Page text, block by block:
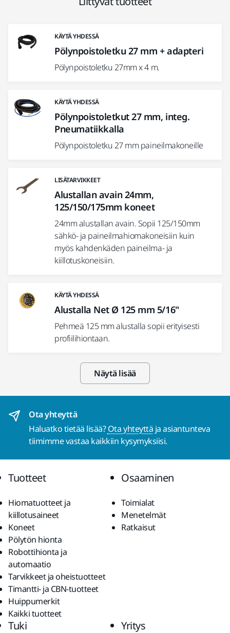
KÄYTÄ YHDESSÄ
Pölynpoistoletku 27 mm + adapteri
Pölynpoistoletku 27mm x 4 m.
KÄYTÄ YHDESSÄ
Pölynpoistoletkut 27 mm, integ.
Pneumatiikkalla
Pölynpoistoletku 27 mm paineilmakoneille
LISÄTARVIKKEET
Alustallan avain 24mm,
125/150/175mm koneet
24mm alustallan avain. Sopii 125/150mm
sähkö- ja paineilmahiomakoneisiin kuin
myös kahdenkäden paineilma- ja
kiillotuskoneisiin.
KÄYTÄ YHDESSÄ
Alustalla Net Ø 125 mm 5/16"
Pehmeä 125 mm alustalla sopii erityisesti
profiilihiontaan.
Näytä lisää
Ota yhteyttä
Haluatko tietää lisää?Ota yhteyttä ja asiantunteva
tiimimme vastaa kaikkiin kysymyksiisi.
Tuotteet
Hiomatuotteet ja
kiillotusaineet
Koneet
Pölytön hionta
Robottihionta ja
automaatio
Tarvikkeet ja oheistuotteet
Timantti- ja CBN-tuotteet
Huippumerkit
Kaikki tuotteet
Osaaminen
Toimialat
Menetelmät
Ratkaisut
Tuki Yritys